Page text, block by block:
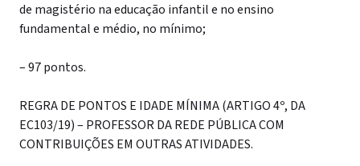
de magistério na educação infantil e no ensino
fundamental e médio, no mínimo;
– 97 pontos.
REGRA DE PONTOS E IDADE MÍNIMA (ARTIGO 4º, DA
EC103/19) – PROFESSOR DA REDE PÚBLICA COM
CONTRIBUIÇÕES EM OUTRAS ATIVIDADES.